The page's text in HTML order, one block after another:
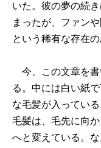
いた。彼の夢の続
まったが、ファン
という稀有な存在
今、この文章を書
る。中には白い紙
な毛髪が入ってい
毛髪は、毛先に向
へと変えている。